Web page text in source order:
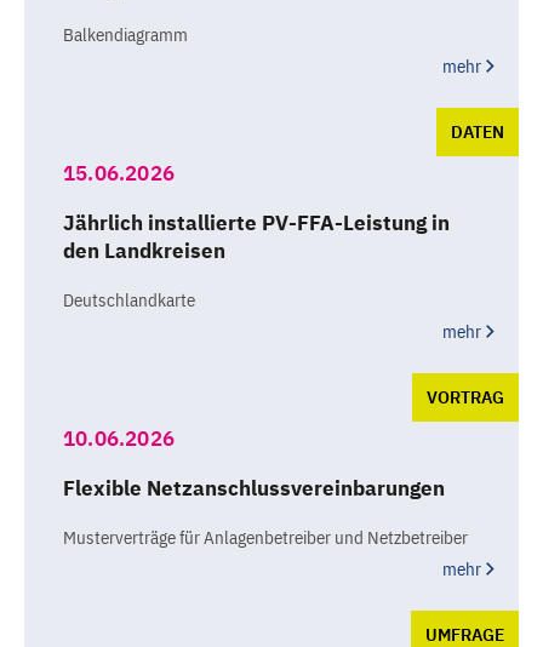
Balkendiagramm
mehr
DATEN
15.06.2026
Jährlich installierte PV-FFA-Leistung in
den Landkreisen
Deutschlandkarte
mehr
VORTRAG
10.06.2026
Flexible Netzanschlussvereinbarungen
Musterverträge für Anlagenbetreiber und Netzbetreiber
mehr
UMFRAGE